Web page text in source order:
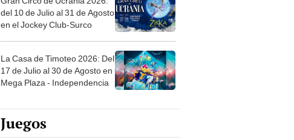
del 10 de Julio al 31 de Agosto
en el Jockey Club-Surco
La Casa de Timoteo 2026: Del
17 de Julio al 30 de Agosto en
Mega Plaza - Independencia
Juegos